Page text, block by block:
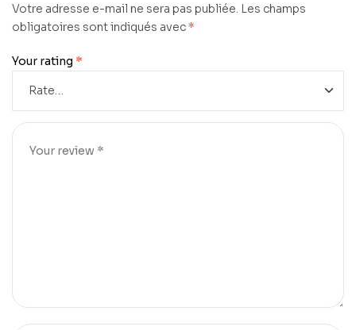
Votre adresse e-mail ne sera pas publiée. Les champs
obligatoires sont indiqués avec*
Your rating *